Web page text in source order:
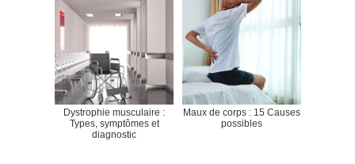
Dystrophie musculaire :
Types, symptômes et
diagnostic
Maux de corps : 15 Causes
possibles